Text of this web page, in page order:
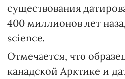
существования
400 миллионов лет
science.
Отмечается, что
канадской Арктике и